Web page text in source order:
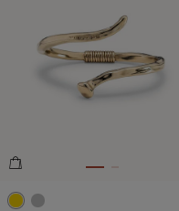
5 sur 5 Evaluation des